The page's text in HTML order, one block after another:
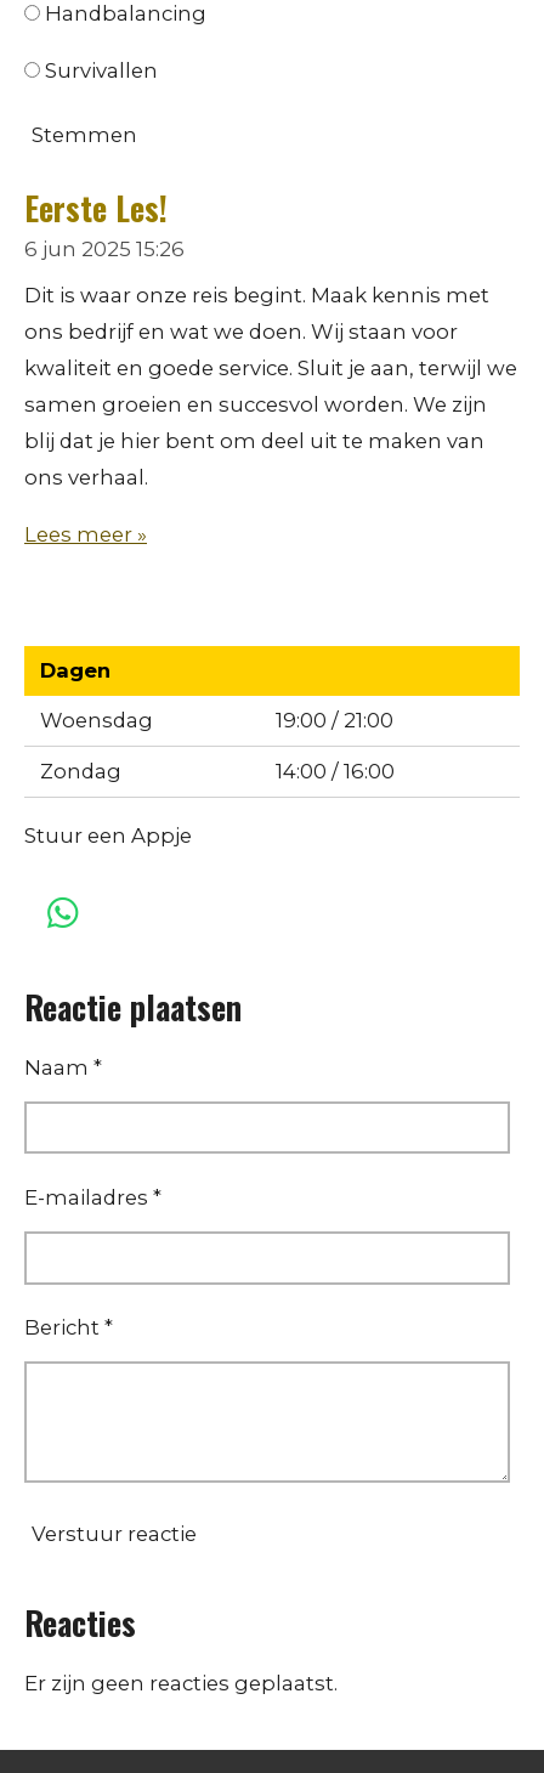
Handbalancing
Survivallen
Stemmen
Eerste Les!
6 jun 2025 15:26
Dit is waar onze reis begint. Maak kennis met
ons bedrijf en wat we doen. Wij staan voor
kwaliteit en goede service. Sluit je aan, terwijl we
samen groeien en succesvol worden. We zijn
blij dat je hier bent om deel uit te maken van
ons verhaal.
Lees meer »
Dagen
Woensdag 19:00 / 21:00
Zondag 14:00 / 16:00
Stuur een Appje
W
a
s
A
p
Reactie plaatsen
Naam *
E-mailadres *
Bericht *
Verstuur reactie
Reacties
Er zijn geen reacties geplaatst.